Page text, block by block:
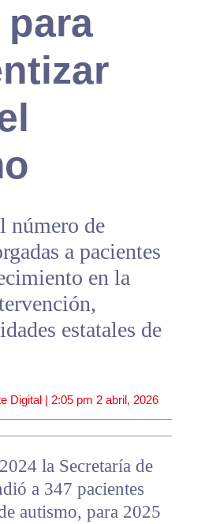
número de
a pacientes
en la
estatales de
Digital | 2:05 pm 2 abril, 2026
la Secretaría de
a 347 pacientes
autismo, para 2025